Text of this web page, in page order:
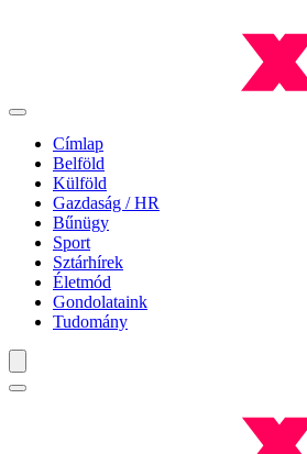
Címlap
Belföld
Külföld
Gazdaság / HR
Bűnügy
Sport
Sztárhírek
Életmód
Gondolataink
Tudomány